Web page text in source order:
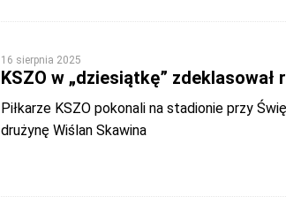
16 sierpnia 2025
KSZO w „dziesiątkę” zdeklasował
Piłkarze KSZO pokonali na stadionie przy
drużynę Wiślan Skawina